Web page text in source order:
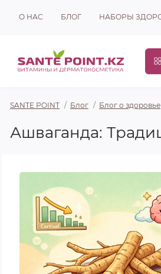
О НАС БЛОГ НАБОРЫ
SANTE POINT Блог Блог о здоровье
Ашваганда: